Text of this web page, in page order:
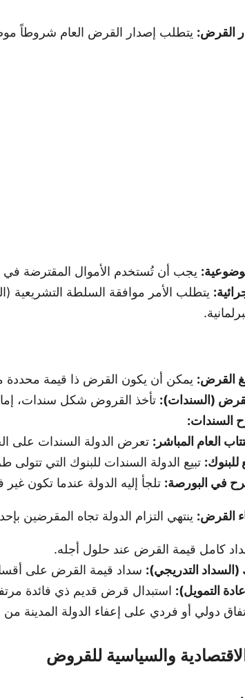
يتطلب إصدار القرض العام شروطاً
يجب أن تُستخدم الأموال المقترضة في
القرض: يمكن أن يكون القرض ذا قيمة محددة
(السندات): تأخذ القروض شكل سندات، إما
السندات:
العام المباشر: تعرض الدولة السندات على
للبنوك: تبيع الدولة السندات للبنوك التي
في البورصة: تلجأ إليه الدولة عندما تكون
ينتهي التزام الدولة تجاه المقرضين
كامل قيمة القرض عند حلول أجله.
(السداد التدريجي): سداد قيمة القرض على
التمويل): استبدال قرض قديم ذي فائدة
دولي أو فردي على إعفاء الدولة المدينة من
الاقتصادية والسياسية للقروض